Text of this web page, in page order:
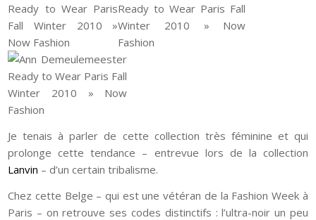
Je tenais à parler de cette collection très féminine et qui
prolonge cette tendance – entrevue lors de la collection
Lanvin – d’un certain tribalisme.
Chez cette Belge – qui est une vétéran de la Fashion Week à
Paris – on retrouve ses codes distinctifs : l’ultra-noir un peu